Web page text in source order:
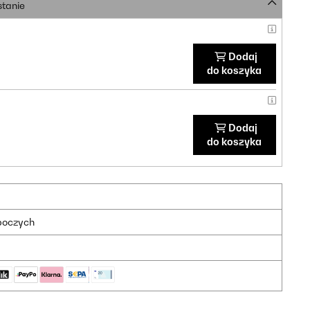
Dodaj
do koszyka
Dodaj
do koszyka